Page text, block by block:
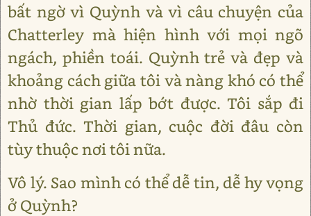
bất ngờ vì Quỳnh và vì câu chuyện của
Chatterley mà hiện hình với mọi ngõ
ngách, phiền toái. Quỳnh trẻ và đẹp và
khoảng cách giữa tôi và nàng khó có thể
nhờ thời gian lấp bớt được. Tôi sắp đi
Thủ đức. Thời gian, cuộc đời đâu còn
tùy thuộc nơi tôi nữa.
Vô lý. Sao mình có thể dễ tin, dễ hy vọng
ở Quỳnh?